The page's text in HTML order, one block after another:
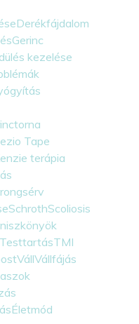
Derékfájdalom
Gerinc
kezelése
Tape
terápia
SchrothScoliosis
TesttartásTMI
VállVállfájás
Életmód